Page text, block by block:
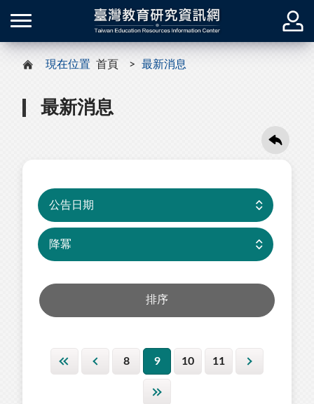
現在位置 首頁 最新消息
最新消息
8 9 10 11